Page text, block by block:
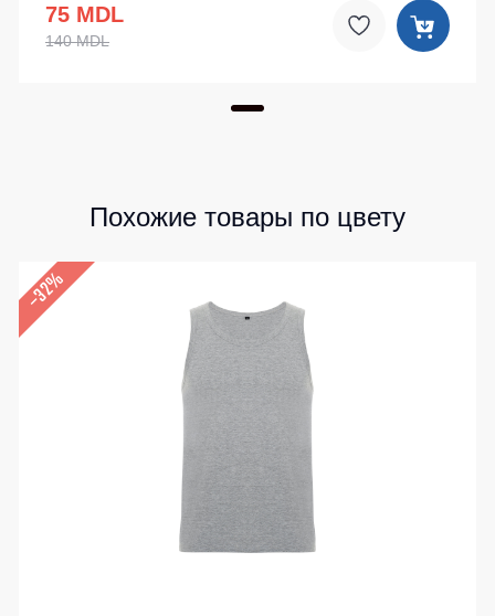
75 MDL
140 MDL
Похожие товары по цвету
–32%